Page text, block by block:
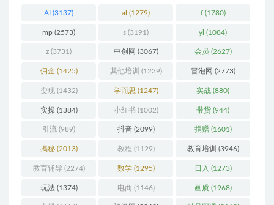
AI (3137) al (1279) f(1780)
mp (2573) s (3191) yl (1084)
z (3731) 中创网 (3067) 会员 (2627)
佣金(1425) 其他培训 (1239) 冒泡网 (2773)
变现(1432) 学而思 (1247) 实战 (880)
实操(1384) 小红书 (1002) 带货 (944)
引流 (989) 抖音(2099) 捐赠(1601)
揭秘(2013) 教程 (1129) 教育培训 (3946)
教育辅导 (2274) 数学(1295) 日入 (1273)
玩法(1374) 电商(1146) 画质(1968)